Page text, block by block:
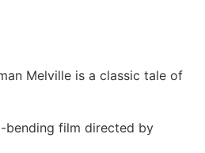
Melville is a classic tale of
bending film directed by